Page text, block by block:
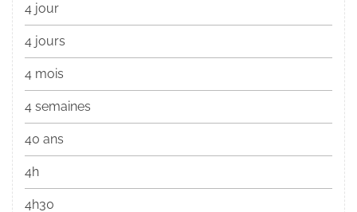
4 jour
4 jours
4 mois
4 semaines
40 ans
4h
4h30